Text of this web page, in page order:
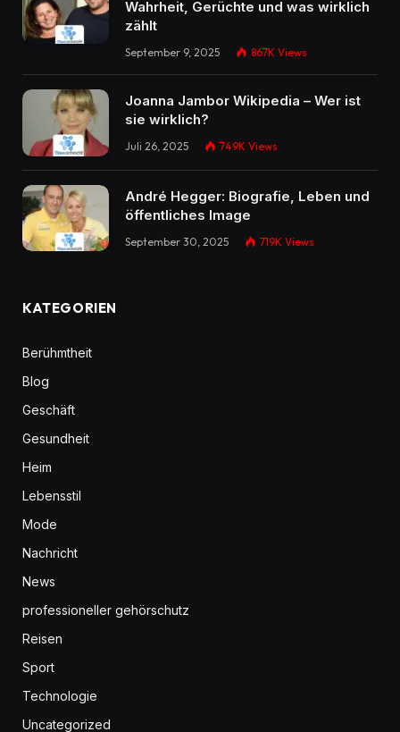
Wahrheit, Gerüchte und was wirklich
zählt
September 9, 2025 867K Views
Joanna Jambor Wikipedia – Wer ist
sie wirklich?
Juli 26, 2025 749K Views
André Hegger: Biografie, Leben und
öffentliches Image
September 30, 2025 719K Views
KATEGORIEN
Berühmtheit
Blog
Geschäft
Gesundheit
Heim
Lebensstil
Mode
Nachricht
News
professioneller gehörschutz
Reisen
Sport
Technologie
Uncategorized